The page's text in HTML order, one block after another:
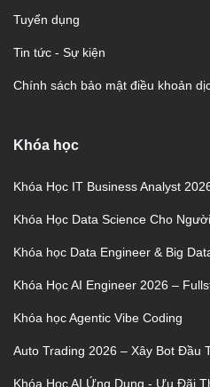
Tuyển dụng
Tin tức - Sự kiện
Chính sách bảo mật điều khoản
Khóa học
Khóa Học IT Business Analyst
Khóa Học Data Science Cho
Khóa học Data Engineer & Big
Khóa Học AI Engineer 2026 –
Khóa học Agentic Vibe Coding
Auto Trading 2026 – Xây Bot Đầu
Khóa Học AI Ứng Dụng - Ưu Đãi